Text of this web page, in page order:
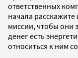
ответственных
начала
миссии, чтобы они
денег есть
относиться к ним